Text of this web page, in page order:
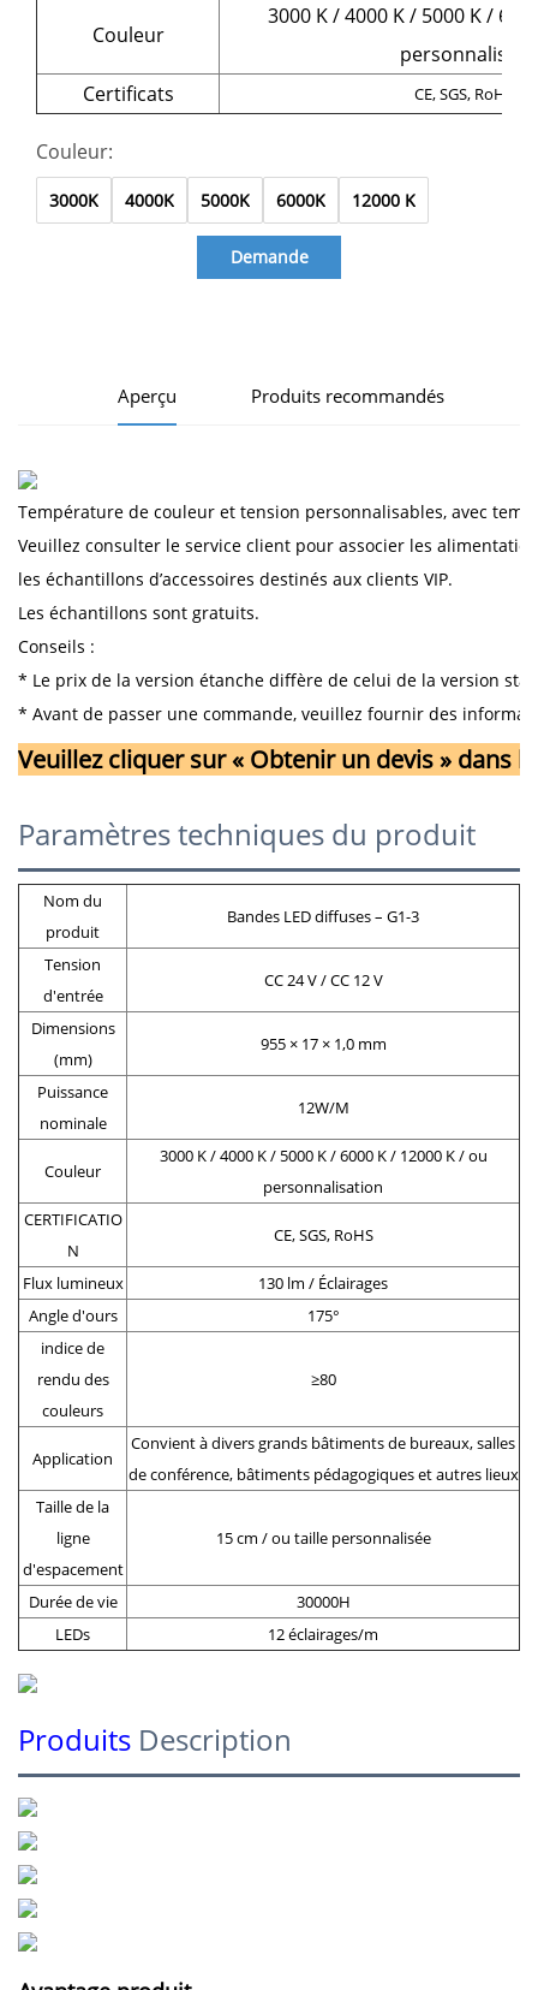
Couleur
3000 K / 4000 K / 5000 K /
Certificats
CE, SGS, RoHS,
Couleur:
3000K 4000K 5000K 6000K 12000 K
Demande
Aperçu Produits recommandés
Température de couleur et tension personnalisables, avec
Veuillez consulter le service client pour associer les
les échantillons d’accessoires destinés aux clients VIP.
Les échantillons sont gratuits.
Conseils :
* Le prix de la version étanche diffère de celui de la version
* Avant de passer une commande, veuillez fournir des
Veuillez cliquer sur « Obtenir un devis » dans
Paramètres techniques du produit
Nom du
produit
Bandes LED diffuses – G1-3
Tension
d'entrée
CC 24 V / CC 12 V
Dimensions
(mm)
955 × 17 × 1,0 mm
Puissance
nominale
12W/M
Couleur
3000 K / 4000 K / 5000 K / 6000 K / 12000 K / ou
personnalisation
CERTIFICATIO
N
CE, SGS, RoHS
Flux lumineux
130 lm / Éclairages
Angle d'ours
175°
indice de
rendu des
couleurs
≥80
Application
Convient à divers grands bâtiments de bureaux, salles
de conférence, bâtiments pédagogiques et autres lieux
Taille de la
ligne
d'espacement
15 cm / ou taille personnalisée
Durée de vie
30000H
LEDs
12 éclairages/m
Produits Description